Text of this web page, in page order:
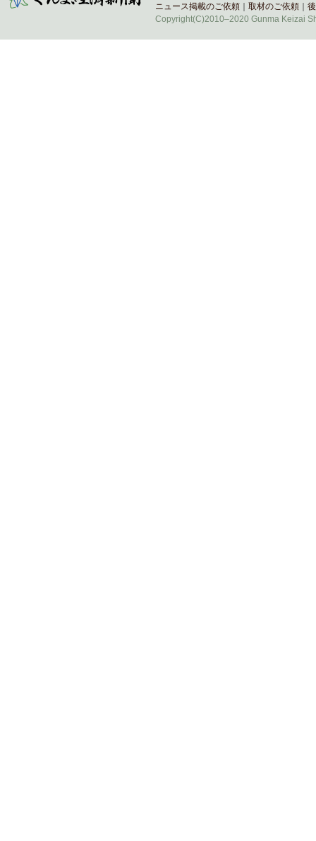
ニュース掲載のご依頼
取材のご依頼
Copyright(C)2010–2020 Gunma Keizai